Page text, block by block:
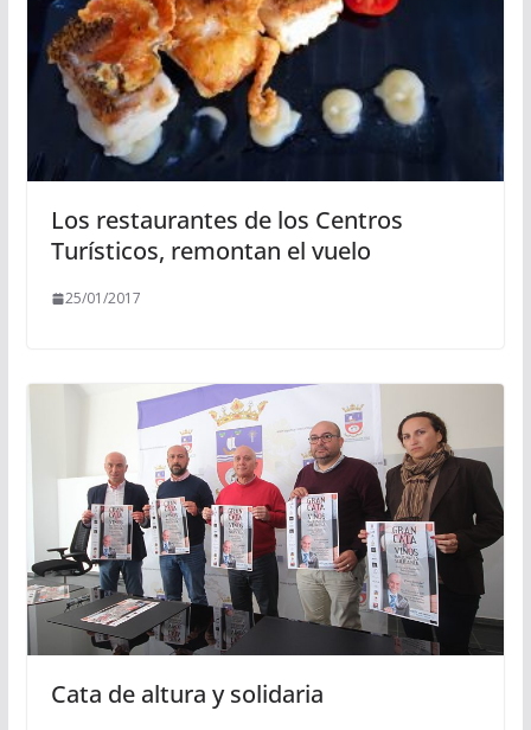
Los restaurantes de los Centros
Turísticos, remontan el vuelo
25/01/2017
Cata de altura y solidaria